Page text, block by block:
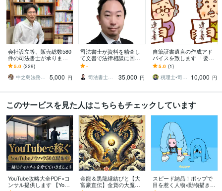
会社設立等、販売総数580
件の司法書士が承ります 3
65日、設立日を選べるよ
うになりました！
5.0 (229)
中之島法務事務所
5,000 円
司法書士が資料を精査し
て文書で法律相談に回答
します 質問事項を専門家
がピンポイントで回答！
ちょっとした法律問題に
-
司法書士事務所モチノロン
35,000 円
自筆証書遺言の作成アド
バイスを致します 「要件
を満たさない自筆証書は
無効」専門家のチェック
を！
5.0 (1)
税理士•司法書士 西内事務所
10,000 円
このサービスを見た人はこちらもチェックしています
YouTube攻略大全PDF×コ
ンサル提供します 【YouT
金龍＆黒龍縁結びと【大
富豪直伝】金貨の大魔術
スピード納品！ポップで
目を惹く人物×動物描きま